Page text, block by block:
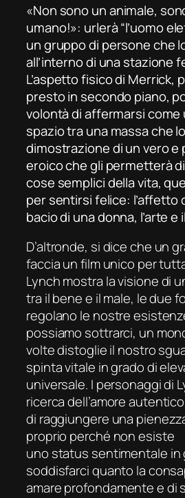
«Non sono un animale,
umano!»: urlerà “l’uomo
un gruppo di persone che
all’interno di una stazione
L’aspetto fisico di Merrick,
presto in secondo piano,
volontà di affermarsi
spazio tra una massa che
dimostrazione di un vero e
eroico che gli permetterà
cose semplici della vita,
per sentirsi felice: l’affetto
bacio di una donna, l’arte e
D’altronde, si dice che un
faccia un film unico per
Lynch mostra la visione di
tra il bene e il male, le due
regolano le nostre
possiamo sottrarci, un
volte distoglie il nostro
spinta vitale in grado di
universale. I personaggi di
ricerca dell’amore
di raggiungere una
proprio perché non esiste
uno status sentimentale in
soddisfarci quanto la
amare profondamente e di